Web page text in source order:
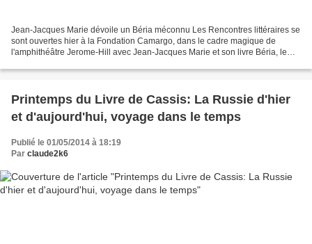
Jean-Jacques Marie dévoile un Béria méconnu Les Rencontres littéraires se
sont ouvertes hier à la Fondation Camargo, dans le cadre magique de
l'amphithéâtre Jerome-Hill avec Jean-Jacques Marie et son livre Béria, le
Printemps du Livre de Cassis: La Russie d'hier
et d'aujourd'hui, voyage dans le temps
Publié le 01/05/2014 à 18:19
Par claude2k6